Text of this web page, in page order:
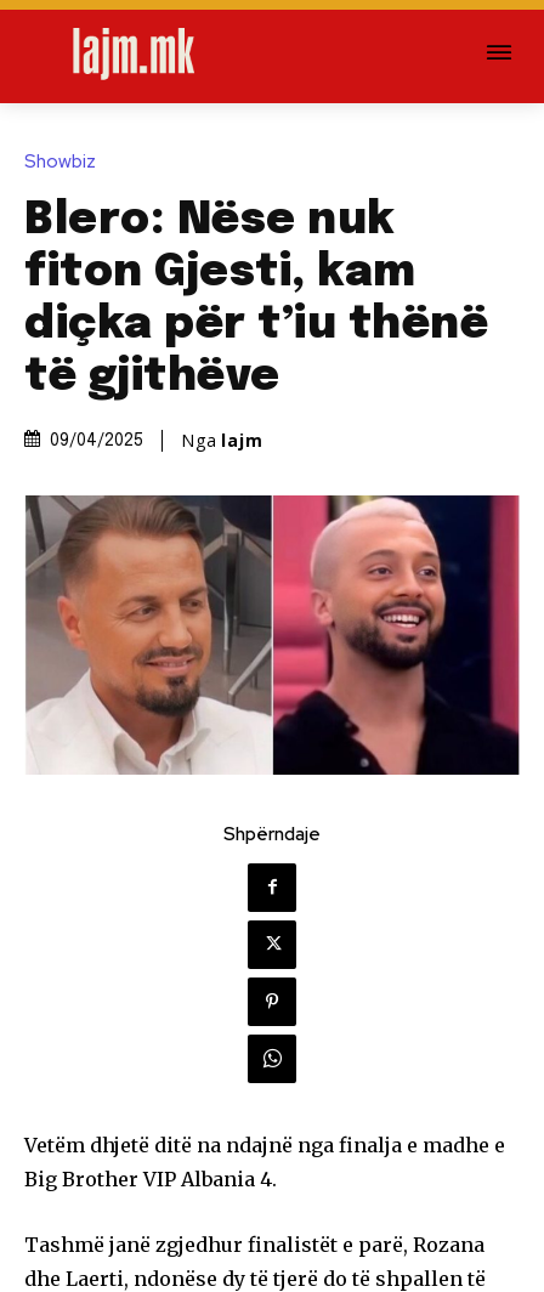
Showbiz
Blero: Nëse nuk
fiton Gjesti, kam
diçka për t’iu thënë
të gjithëve
09/04/2025 Nga lajm
Shpërndaje
Vetëm dhjetë ditë na ndajnë nga finalja e madhe e
Big Brother VIP Albania 4.
Tashmë janë zgjedhur finalistët e parë, Rozana
dhe Laerti, ndonëse dy të tjerë do të shpallen të